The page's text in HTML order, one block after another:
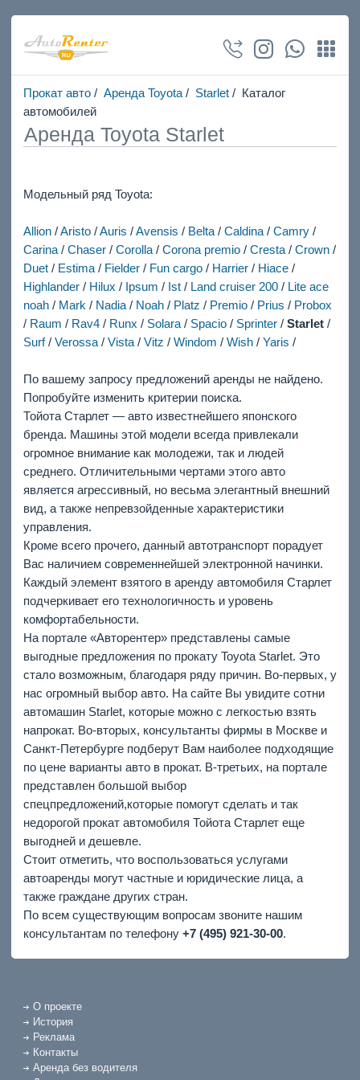
Прокат авто/ Аренда Toyota/ Starlet/ Каталог
автомобилей
Аренда Toyota Starlet
Модельный ряд Toyota:
Allion/Aristo/Auris /Avensis / Belta/ Caldina/ Camry/
Carina/ Chaser/ Corolla/ Corona premio/ Cresta/ Crown/
Duet/ Estima/ Fielder/ Fun сargo/ Harrier/ Hiace/
Highlander/ Hilux / Ipsum / Ist/ Land cruiser 200/ Lite ace
noah/ Mark / Nadia/ Noah/ Platz / Premio/ Prius / Probox
/ Raum / Rav4/ Runx / Solara/ Spacio/ Sprinter/ Starlet/
Surf/ Verossa/ Vista/ Vitz / Windom / Wish/ Yaris /
По вашему запросу предложений аренды не найдено.
Попробуйте изменить критерии поиска.
Тойота Старлет — авто известнейшего японского
бренда. Машины этой модели всегда привлекали
огромное внимание как молодежи, так и людей
среднего. Отличительными чертами этого авто
является агрессивный, но весьма элегантный внешний
вид, а также непревзойденные характеристики
управления.
Кроме всего прочего, данный автотранспорт порадует
Вас наличием современнейшей электронной начинки.
Каждый элемент взятого в аренду автомобиля Старлет
подчеркивает его технологичность и уровень
комфортабельности.
На портале «Авторентер» представлены самые
выгодные предложения по прокату Toyota Starlet. Это
стало возможным, благодаря ряду причин. Во-первых, у
нас огромный выбор авто. На сайте Вы увидите сотни
автомашин Starlet, которые можно с легкостью взять
напрокат. Во-вторых, консультанты фирмы в Москве и
Санкт-Петербурге подберут Вам наиболее подходящие
по цене варианты авто в прокат. В-третьих, на портале
представлен большой выбор
спецпредложений,которые помогут сделать и так
недорогой прокат автомобиля Тойота Старлет еще
выгодней и дешевле.
Стоит отметить, что воспользоваться услугами
автоаренды могут частные и юридические лица, а
также граждане других стран.
По всем существующим вопросам звоните нашим
консультантам по телефону +7 (495) 921-30-00.
О проекте
История
Реклама
Контакты
Аренда без водителя